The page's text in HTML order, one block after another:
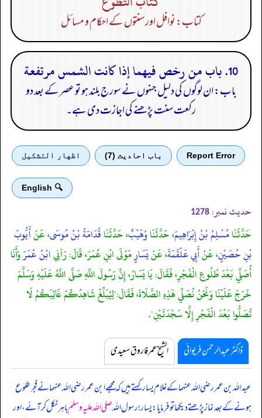
کتاب: نوافل اور سنتوں کے احکام و مسائل
10. باب من رخص فيهما إذا كانت الشمس مرتفعة
باب: ان لوگوں کی دلیل جنہوں نے سورج بلند ہو تو عصر کے بعد دو
رکعت سنت پڑھنے کی اجازت دی ہے۔
Report Error باب احادیث (7) اظهار التشكيل
🔍 English
حدیث نمبر: 1278
حَدَّثَنَامُسْلِمُ بْنُ إِبْرَاهِيمَ، حَدَّثَنَاوُهَيْبٌ، حَدَّثَنَاقُدَامَةُ بْنُ مُوسَى، عَنْأَيُّوبَ
بْنِ حُصَيْنٍ، عَنْأَبِي عَلْقَمَةَ، عَنْيَسَارٍمَوْلَى ابْنِ عُمَرَ، قَالَ: رَآنِيابْنُ عُمَرَوَأَنَا
أُصَلِّي بَعْدَ طُلُوعِ الْفَجْرِ، فَقَالَ: يَا يَسَارُ، إِنَّ رَسُولَ اللَّهِ صَلَّى اللَّهُ عَلَيْهِ وَسَلَّمَ
خَرَجَ عَلَيْنَا وَنَحْنُ نُصَلِّي هَذِهِ الصَّلَاةَ، فَقَالَ:"لِيُبَلِّغْ شَاهِدُكُمْ غَائِبَكُمْ لَا
تُصَلُّوا بَعْدَ الْفَجْرِ إِلَّا سَجْدَتَيْنِ".
ڈاکٹر عبدالرحمٰن فریوائی الشیخ عمر فاروق سعیدی
عبداللہ بن عمر رضی اللہ عنہما کے غلام یسار کہتے ہیں کہمجھے ابن عمر رضی اللہ عنہما نے فجر طلوع
ہونے کے بعد نماز پڑھتے دیکھا تو فرمایا: یسار! رسول اللہصلی اللہ علیہ وسلمباہر نکل کر آئے، اور